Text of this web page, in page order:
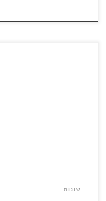
שונות